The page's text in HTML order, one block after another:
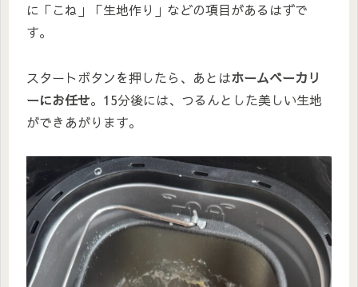
に「こね」「生地作り」などの項目があるはずで
す。
スタートボタンを押したら、あとはホームベーカリ
ーにお任せ。15分後には、つるんとした美しい生地
ができあがります。